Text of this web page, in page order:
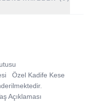
Özel Kadife Kese
Açıklaması